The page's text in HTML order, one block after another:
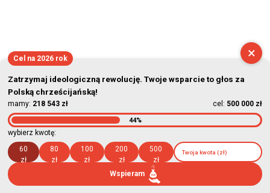
×
Cel na 2026 rok
Zatrzymaj ideologiczną rewolucję. Twoje wsparcie to głos za
Polską chrześcijańską!
mamy: 218 543 zł cel: 500 000 zł
44%
wybierz kwotę:
60
zł
80
zł
100
zł
200
zł
500
zł
Wspieram